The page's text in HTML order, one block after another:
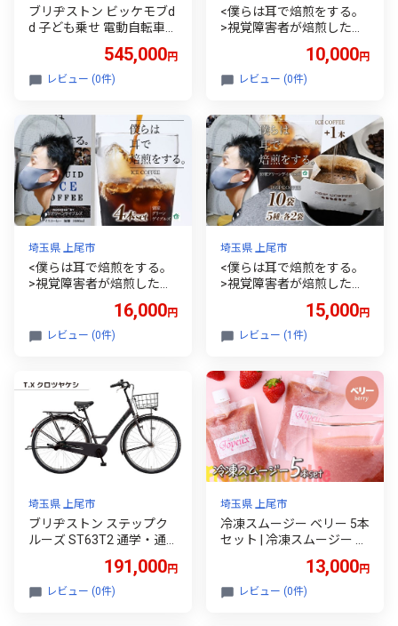
ブリヂストン ビッケモブd
d 子ども乗せ 電動自転車
ソフトカーキ | 完成品 電動
自転車 電動アシスト 後ろ
乗せ チャイルドシート 親
れ ブリヂストンサイクル
ブリジストン 埼玉県 上尾
市
545,000円
レビュー (0件)
<僕らは耳で焙煎をする。
>視覚障害者が焙煎した領
家グリーンゲイブルズのア
イスコーヒー2本セット(各
1000ml) | 埼玉県 上尾市 領
害 点字 カフェ おいしい ペ
ルー豆 苦み アイス 夏 ギフ
ト プレゼント 贈る お中元
豆 珈琲 コーヒー
10,000円
レビュー (0件)
埼玉県 上尾市
<僕らは耳で焙煎をする。
>視覚障害者が焙煎した領
家グリーンゲイブルズのア
イスコーヒー4本セット(各
1000ml) | 埼玉県 上尾市 領
害 点字 カフェ おいしい ペ
ルー豆 苦み アイス 夏 ギフ
ト プレゼント 贈る お中元
豆 珈琲 コーヒー
16,000円
レビュー (0件)
埼玉県 上尾市
<僕らは耳で焙煎をする。
>視覚障害者が焙煎した領
家グリーンゲイブルズのド
リップ10個とアイスコー
ヒー1本の詰め合わせ | 埼
施設 盲重複障害 点字 カフ
ェ おいしい ペルー豆 苦み
アイス 夏 ギフト プレゼン
ト 贈る お中元 豆 珈琲 コ
ーヒー ギフト用 キャラメ
ラード グァテマラ モカ ペ
ルー ルトララ
15,000円
レビュー (1件)
埼玉県 上尾市
ブリヂストン ステップク
ルーズ ST63T2 通学・通
勤向け自転車 26インチ T.X
ヂストン 青色 黒色 通勤 通
191,000円
レビュー (0件)
埼玉県 上尾市
冷凍スムージー ベリー 5本
セット | 冷凍スムージー ス
ムージー フルーツ いちご
ブルーベリー 果物 果実 野
菜 フレッシュローフード
13,000円
レビュー (0件)